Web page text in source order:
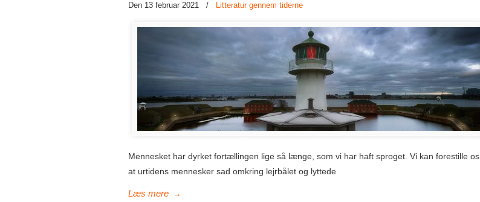
Den 13 februar 2021 / Litteratur gennem tiderne
Mennesket har dyrket fortællingen lige så længe, som vi har haft sproget. Vi kan forestille os,
at urtidens mennesker sad omkring lejrbålet og lyttede
→